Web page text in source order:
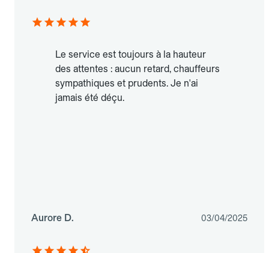
Le service est toujours à la hauteur
des attentes : aucun retard, chauffeurs
sympathiques et prudents. Je n'ai
jamais été déçu.
Aurore D. 03/04/2025